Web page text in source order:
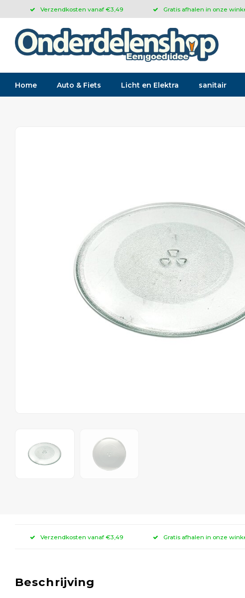
Verzendkosten vanaf €3,49 Gratis afhalen in onze
Home Auto & Fiets Licht en Elektra sanitair
Verzendkosten vanaf €3,49 Gratis afhalen in onze
Beschrijving